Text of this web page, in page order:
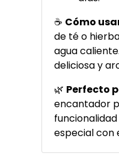
☕ Cómo
de té o
agua
deliciosa y
🌿 Perfecto
encantador
especial con